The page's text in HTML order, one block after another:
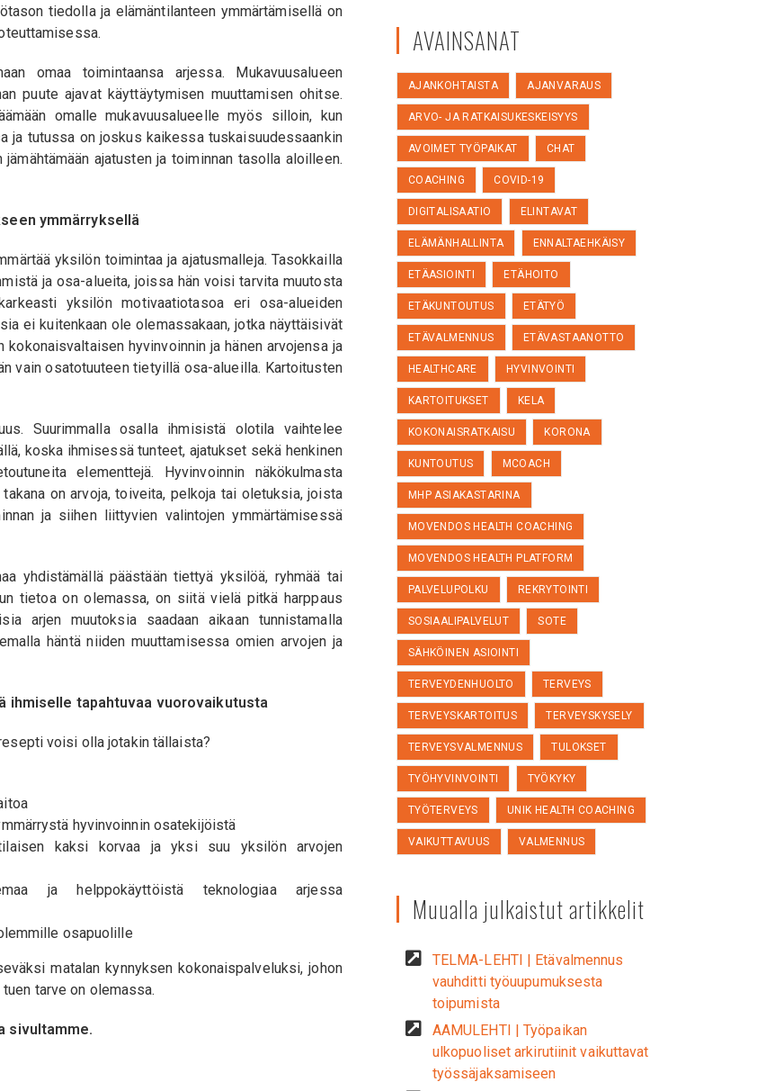
tiedolla ja elämäntilanteen ymmärtämisellä on
omaa toimintaansa arjessa. Mukavuusalueen
puute ajavat käyttäytymisen muuttamisen ohitse.
omalle mukavuusalueelle myös silloin, kun
ja tutussa on joskus kaikessa tuskaisuudessaankin
ajatusten ja toiminnan tasolla aloilleen.
ymmärryksellä
yksilön toimintaa ja ajatusmalleja. Tasokkailla
ja osa-alueita, joissa hän voisi tarvita muutosta
yksilön motivaatiotasoa eri osa-alueiden
ei kuitenkaan ole olemassakaan, jotka näyttäisivät
hyvinvoinnin ja hänen arvojensa ja
vain osatotuuteen tietyillä osa-alueilla. Kartoitusten
Suurimmalla osalla ihmisistä olotila vaihtelee
koska ihmisessä tunteet, ajatukset sekä henkinen
elementtejä. Hyvinvoinnin näkökulmasta
on arvoja, toiveita, pelkoja tai oletuksia, joista
ja siihen liittyvien valintojen ymmärtämisessä
yhdistämällä päästään tiettyä yksilöä, ryhmää tai
tietoa on olemassa, on siitä vielä pitkä harppaus
arjen muutoksia saadaan aikaan tunnistamalla
häntä niiden muuttamisessa omien arvojen ja
ihmiselle tapahtuvaa vuorovaikutusta
voisi olla jotakin tällaista?
hyvinvoinnin osatekijöistä
kaksi korvaa ja yksi suu yksilön arvojen
ja helppokäyttöistä teknologiaa arjessa
osapuolille
matalan kynnyksen kokonaispalveluksi, johon
tarve on olemassa.
sivultamme.
AVAINSANAT
AJANKOHTAISTA AJANVARAUS
ARVO- JA RATKAISUKESKEISYYS
AVOIMET TYÖPAIKAT CHAT
COACHING COVID-19
DIGITALISAATIO ELINTAVAT
ELÄMÄNHALLINTA ENNALTAEHKÄISY
ETÄASIOINTI ETÄHOITO
ETÄKUNTOUTUS ETÄTYÖ
ETÄVALMENNUS ETÄVASTAANOTTO
HEALTHCARE HYVINVOINTI
KARTOITUKSET KELA
KOKONAISRATKAISU KORONA
KUNTOUTUS MCOACH
MHP ASIAKASTARINA
MOVENDOS HEALTH COACHING
MOVENDOS HEALTH PLATFORM
PALVELUPOLKU REKRYTOINTI
SOSIAALIPALVELUT SOTE
SÄHKÖINEN ASIOINTI
TERVEYDENHUOLTO TERVEYS
TERVEYSKARTOITUS TERVEYSKYSELY
TERVEYSVALMENNUS TULOKSET
TYÖHYVINVOINTI TYÖKYKY
TYÖTERVEYS UNIK HEALTH COACHING
VAIKUTTAVUUS VALMENNUS
Muualla julkaistut artikkelit
TELMA-LEHTI | Etävalmennus
vauhditti työuupumuksesta
toipumista
AAMULEHTI | Työpaikan
ulkopuoliset arkirutiinit vaikuttavat
työssäjaksamiseen